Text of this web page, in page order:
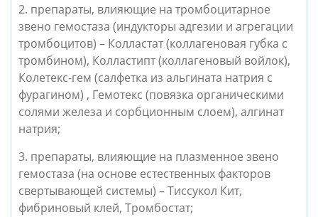
2. препараты, влияющие на тромбоцитарное
звено гемостаза (индукторы адгезии и агрегации
тромбоцитов) – Колластат (коллагеновая губка с
тромбином), Колластипт (коллагеновый войлок),
Колетекс-гем (салфетка из альгината натрия с
фурагином) , Гемотекс (повязка органическими
солями железа и сорбционным слоем), алгинат
натрия;
3. препараты, влияющие на плазменное звено
гемостаза (на основе естественных факторов
свертывающей системы) – Тиссукол Кит,
фибриновый клей, Тромбостат;